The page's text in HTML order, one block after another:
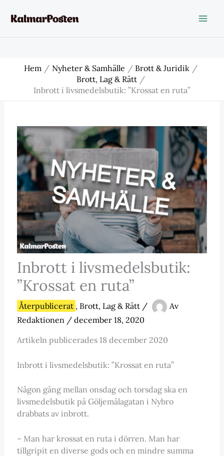
Hem Nyheter & Samhälle
Brott & Juridik
Brott, Lag & Rätt
Inbrott i livsmedelsbutik: ”Krossat en ruta”
Inbrott i livsmedelsbutik:
”Krossat en ruta”
Återpublicerat , Brott, Lag & Rätt/
Av
Redaktionen / december 18, 2020
Artikeln publicerades 18 december 2020
Inbrott i livsmedelsbutik: ”Krossat en ruta”
Någon gång mellan onsdag och torsdag ska en
livsmedelsbutik på Göljemålagatan i Nybro
drabbats av inbrott.
– Man har krossat en ruta i dörren. Man har
tillgripit en diverse gods och en mindre summa